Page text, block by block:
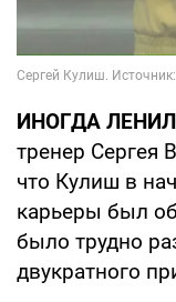
ИНОГДА
тренер Сергея
что Кулиш в
карьеры был
было трудно
двукратного